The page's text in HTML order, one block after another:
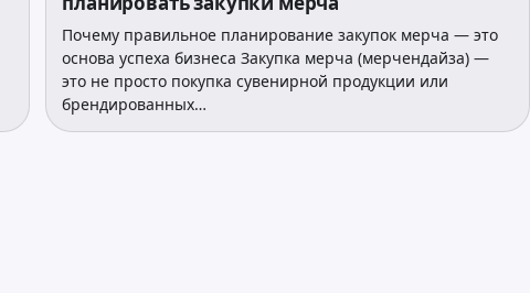
Почему правильное планирование закупок мерча — это
основа успеха бизнеса Закупка мерча (мерчендайза) —
это не просто покупка сувенирной продукции или
брендированных…